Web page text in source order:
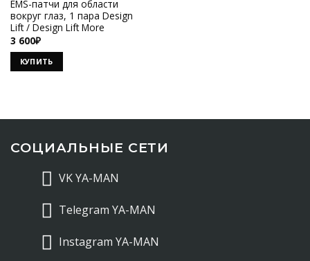
EMS-патчи для области
вокруг глаз, 1 пара Design
Lift / Design Lift More
3 600₽
КУПИТЬ
СОЦИАЛЬНЫЕ СЕТИ
VK YA-MAN
Telegram YA-MAN
Instagram YA-MAN